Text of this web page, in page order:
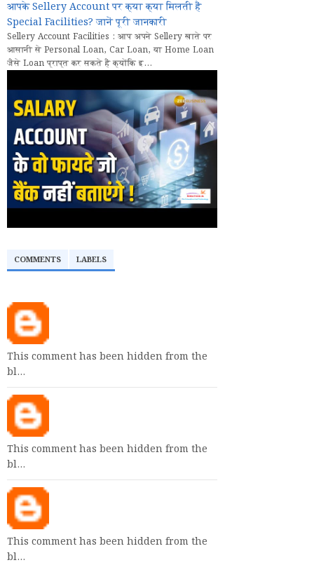
आपके Sellery Account पर क्या क्या मिलती हैं
Special Facilities? जानें पूरी जानकारी
Sellery Account Facilities : आप अपने Sellery खाते पर
आसानी से Personal Loan, Car Loan, या Home Loan
जैसे Loan प्राप्त कर सकते हैं क्योंकि इ...
COMMENTS LABELS
This comment has been hidden from the
bl…
This comment has been hidden from the
bl…
This comment has been hidden from the
bl…